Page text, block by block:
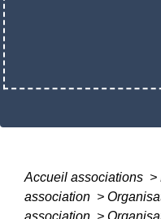
Accueil associations >
association >
association >